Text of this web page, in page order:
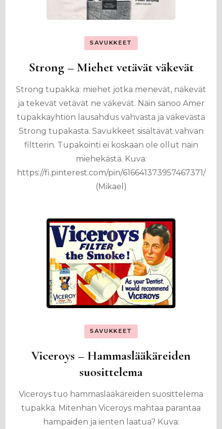
SAVUKKEET
Strong – Miehet vetävät väkevät
Strong tupakka: miehet jotka menevät, näkevät
ja tekevät vetävät ne väkevät. Näin sanoo Amer
tupakkayhtiön lausahdus vahvasta ja väkevästä
Strong tupakasta. Savukkeet sisältävät vahvan
filtterin. Tupakointi ei koskaan ole ollut näin
miehekästä. Kuva:
https://fi.pinterest.com/pin/616641373957467371/
(Mikael)
SAVUKKEET
Viceroys – Hammaslääkäreiden
suosittelema
Viceroys tuo hammaslääkäreiden suosittelema
tupakka. Mitenhän Viceroys mahtaa parantaa
hampaiden ja ienten laatua? Kuva: